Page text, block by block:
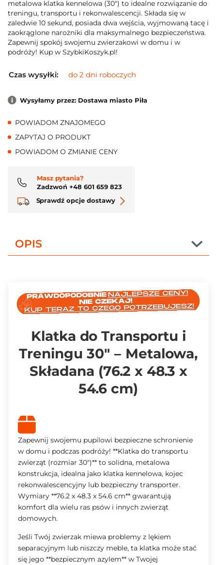
metalowa klatka kennelowa (30") to idealne rozwiązanie do
treningu, transportu i rekonwalescencji. Składa się w
zaledwie 10 sekund, posiada dwa wejścia, wyjmowaną tacę i
zaokrąglone narożniki dla maksymalnego bezpieczeństwa.
Zapewnij spokój swojemu zwierzakowi w domu i w
podróży! Kup w SzybkiKoszyk.pl!
Czas wysyłki: do 2 dni roboczych
Wysyłamy przez: Dostawa miasto Piła
POWIADOM ZNAJOMEGO
ZAPYTAJ O PRODUKT
POWIADOM O ZMIANIE CENY
Masz pytania?
Zadzwoń +48 601 659 823
Sprawdź opcje dostawy
OPIS
Klatka do Transportu i
Treningu 30" – Metalowa,
Składana (76.2 x 48.3 x
54.6 cm)
Zapewnij swojemu pupilowi bezpieczne schronienie
w domu i podczas podróży! **Klatka do transportu
zwierząt (rozmiar 30")** to solidna, metalowa
konstrukcja, idealna jako klatka kennelowa, kojec
rekonwalescencyjny lub bezpieczny transporter.
Wymiary **76.2 x 48.3 x 54.6 cm** gwarantują
komfort dla wielu ras psów i innych zwierząt
domowych.
Jeśli Twój zwierzak miewa problemy z lękiem
separacyjnym lub niszczy meble, ta klatka może stać
się jego **bezpiecznym azylem** w Twojej